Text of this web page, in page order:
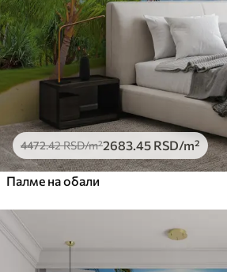
4472.42RSD/m²2683.45 RSD/m²
Палме на обали